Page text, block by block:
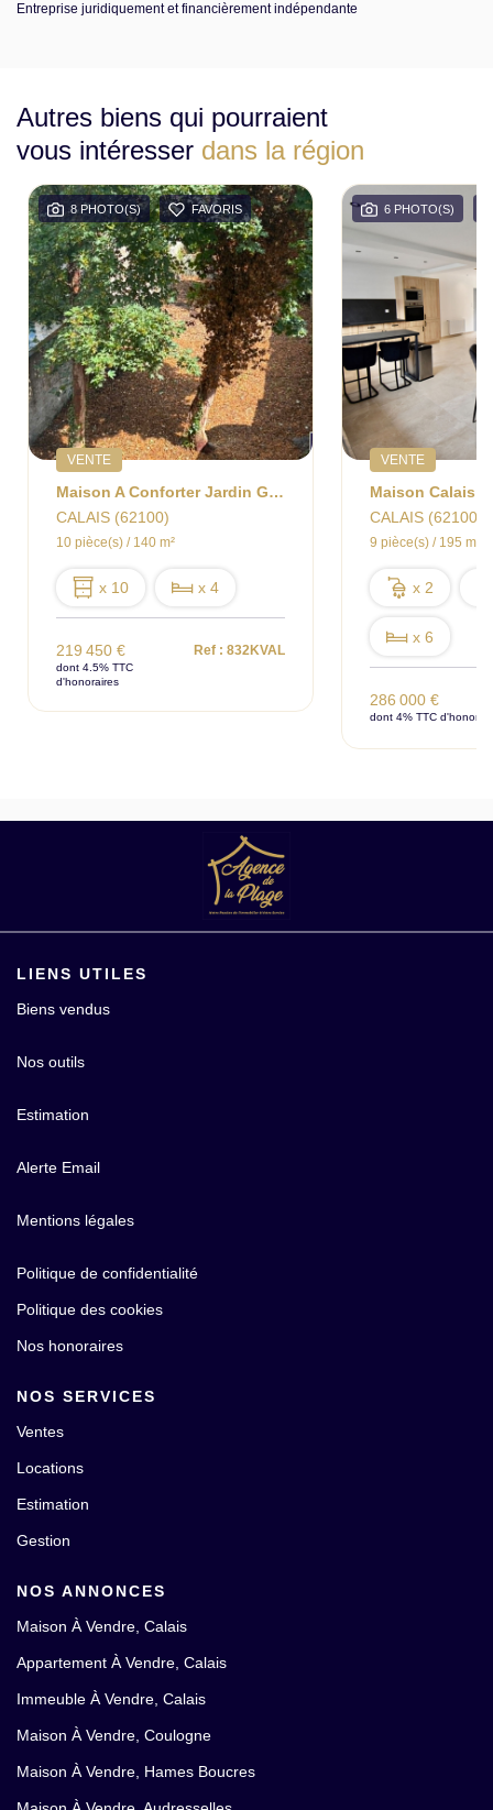
Entreprise juridiquement et financièrement indépendante
Autres biens qui pourraient
vous intéresser dans la région
8 PHOTO(S) FAVORIS
VENTE
Maison A Conforter Jardin Garages
CALAIS (62100)
10 pièce(s) / 140 m²
x 10 x 4
219 450 €
dont 4.5% TTC
d'honoraires
Ref : 832KVAL
6 PHOTO(S)
VENTE
CALAIS (62100)
9 pièce(s) / 195 m²
x 2
x 6
286 000 €
dont 4% TTC
LIENS UTILES
Biens vendus
Nos outils
Estimation
Alerte Email
Mentions légales
Politique de confidentialité
Politique des cookies
Nos honoraires
NOS SERVICES
Ventes
Locations
Estimation
Gestion
NOS ANNONCES
Maison À Vendre, Calais
Appartement À Vendre, Calais
Immeuble À Vendre, Calais
Maison À Vendre, Coulogne
Maison À Vendre, Hames Boucres